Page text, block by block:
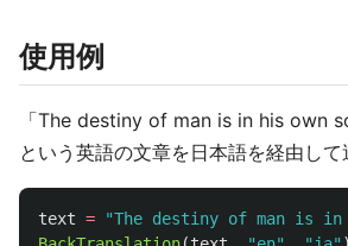
使用例
「The destiny of man is in his own
という英語の文章を日本語を経由して
text = "The destiny of man is in